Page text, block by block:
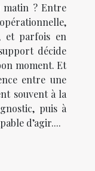
? Entre
et parfois en
décide
moment. Et
entre une
souvent à la
puis à
d’agir....